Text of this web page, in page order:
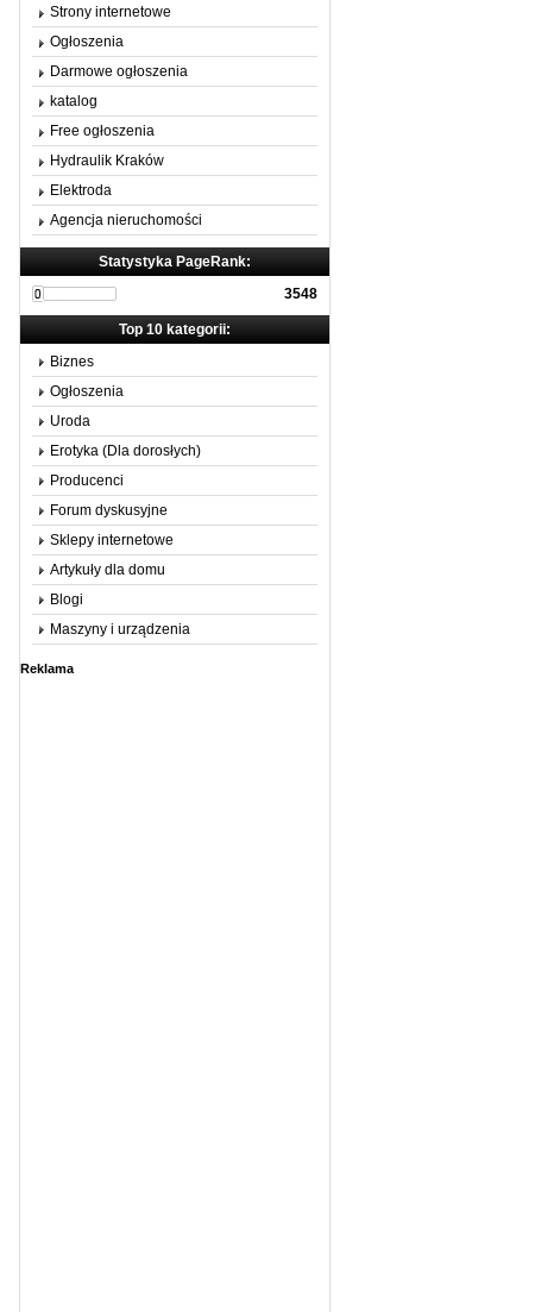
Strony internetowe
Ogłoszenia
Darmowe ogłoszenia
katalog
Free ogłoszenia
Hydraulik Kraków
Elektroda
Agencja nieruchomości
Statystyka PageRank:
3548
Top 10 kategorii:
Biznes
Ogłoszenia
Uroda
Erotyka (Dla dorosłych)
Producenci
Forum dyskusyjne
Sklepy internetowe
Artykuły dla domu
Blogi
Maszyny i urządzenia
Reklama